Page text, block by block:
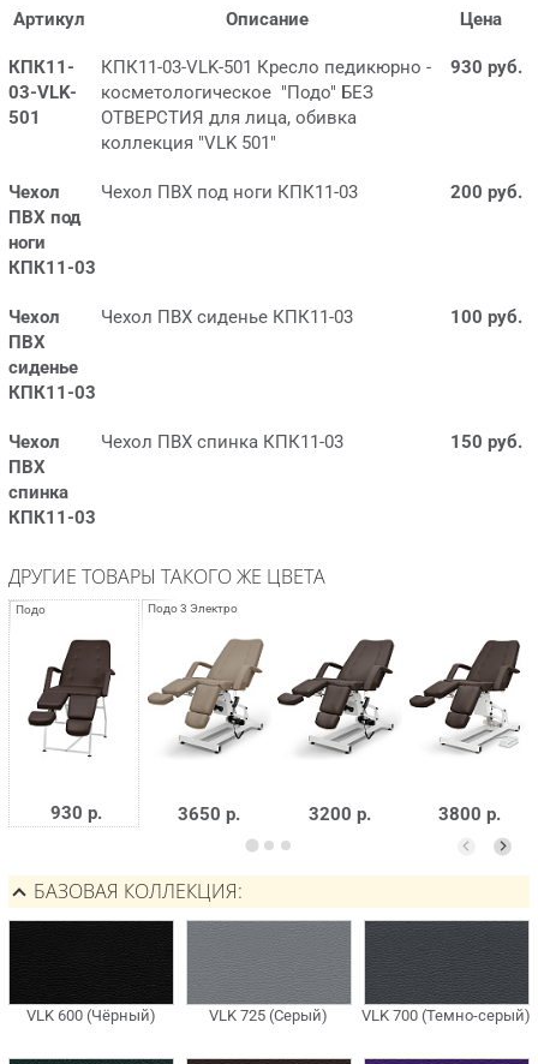
Артикул Описание Цена
КПК11-
03-VLK-
501
КПК11-03-VLK-501 Кресло педикюрно -
косметологическое "Подо" БЕЗ
ОТВЕРСТИЯ для лица, обивка
коллекция "VLK 501"
930 руб.
Чехол
ПВХ под
ноги
КПК11-03
Чехол ПВХ под ноги КПК11-03 200 руб.
Чехол
ПВХ
сиденье
КПК11-03
Чехол ПВХ сиденье КПК11-03 100 руб.
Чехол
ПВХ
спинка
КПК11-03
Чехол ПВХ спинка КПК11-03 150 руб.
ДРУГИЕ ТОВАРЫ ТАКОГО ЖЕ ЦВЕТА
930 р. 3650 р. 3200 р. 3800 р.
БАЗОВАЯ КОЛЛЕКЦИЯ